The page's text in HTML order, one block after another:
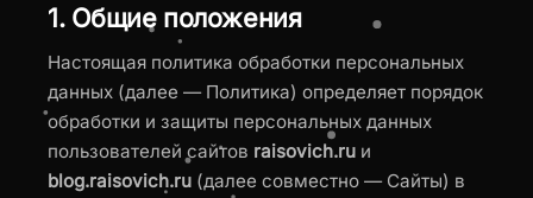
1. Общие положения
Настоящая политика обработки персональных
данных (далее — Политика) определяет порядок
обработки и защиты персональных данных
пользователей сайтов raisovich.ru и
blog.raisovich.ru (далее совместно — Сайты) в